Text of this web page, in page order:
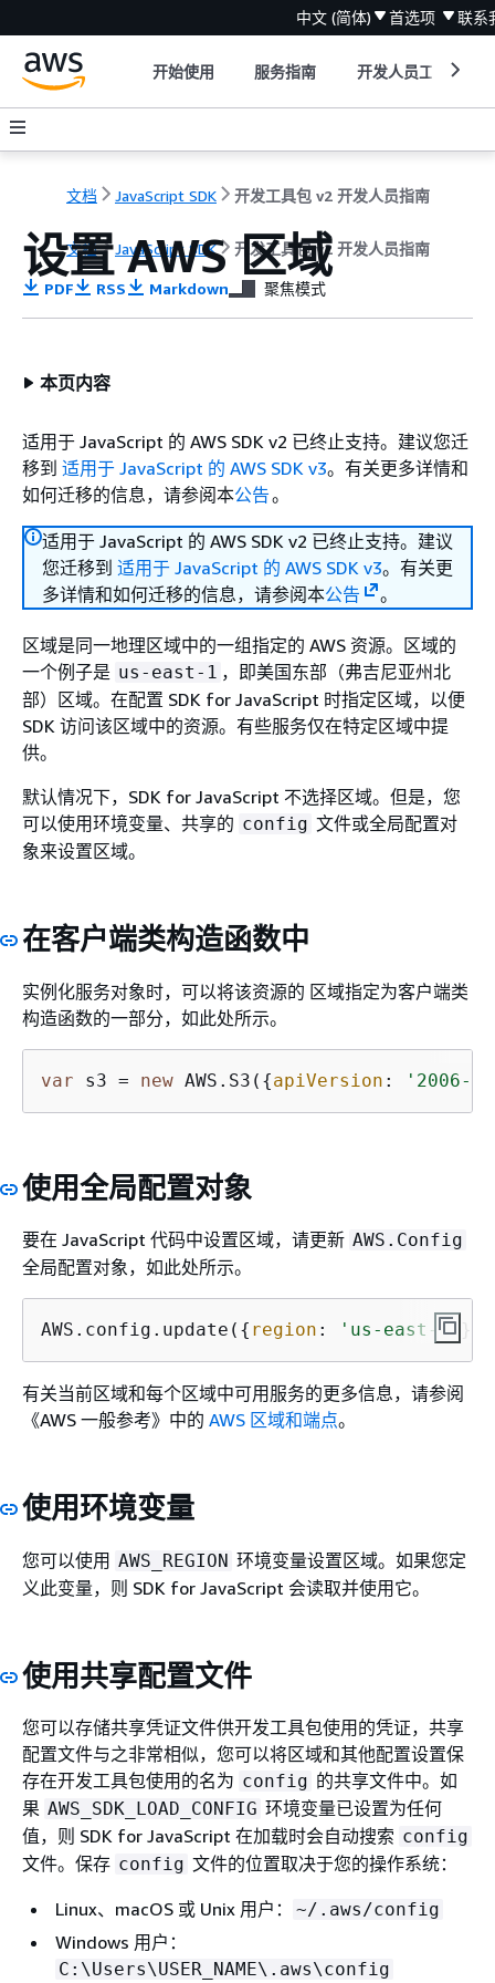
中文 (简体) 首选项 联系
开始使用 服务指南 开发人员工具
文档 JavaScript SDK 开发工具包 v2 开发人员指南
文档 JavaScript SDK 开发工具包 v2 开发人员指南
设置 AWS 区域
PDF RSS Markdown 聚焦模式
本页内容
适用于 JavaScript 的 AWS SDK v2 已终止支持。建议您迁
移到 适用于 JavaScript 的 AWS SDK v3。有关更多详情和
如何迁移的信息，请参阅本公告。
适用于 JavaScript 的 AWS SDK v2 已终止支持。建议
您迁移到 适用于 JavaScript 的 AWS SDK v3。有关更
多详情和如何迁移的信息，请参阅本公告 。
区域是同一地理区域中的一组指定的 AWS 资源。区域的
一个例子是 us-east-1 ，即美国东部（弗吉尼亚州北
部）区域。在配置 SDK for JavaScript 时指定区域，以便
SDK 访问该区域中的资源。有些服务仅在特定区域中提
供。
默认情况下，SDK for JavaScript 不选择区域。但是，您
可以使用环境变量、共享的 config 文件或全局配置对
象来设置区域。
在客户端类构造函数中
实例化服务对象时，可以将该资源的 区域指定为客户端类
构造函数的一部分，如此处所示。
var s3 = new AWS.S3( {apiVersion : '2006-
使用全局配置对象
要在 JavaScript 代码中设置区域，请更新 AWS.Config
全局配置对象，如此处所示。
AWS.config.update( { region : 'us-east-1'
有关当前区域和每个区域中可用服务的更多信息，请参阅
《AWS 一般参考》 中的 AWS 区域和端点。
使用环境变量
您可以使用 AWS_REGION 环境变量设置区域。如果您定
义此变量，则 SDK for JavaScript 会读取并使用它。
使用共享配置文件
您可以存储共享凭证文件供开发工具包使用的凭证，共享
配置文件与之非常相似，您可以将区域和其他配置设置保
存在开发工具包使用的名为 config 的共享文件中。如
果 AWS_SDK_LOAD_CONFIG 环境变量已设置为任何
值，则 SDK for JavaScript 在加载时会自动搜索 config
文件。保存 config 文件的位置取决于您的操作系统：
Linux、macOS 或 Unix 用户： ~/.aws/config
Windows 用户：
C:\Users\USER_NAME\.aws\config